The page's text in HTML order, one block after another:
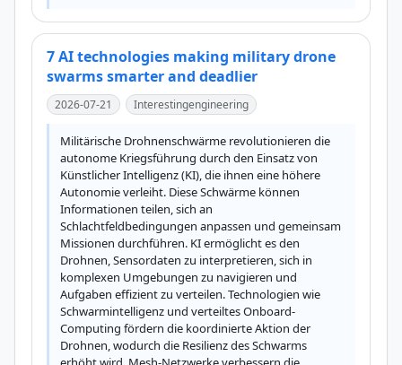
7 AI technologies making military drone
swarms smarter and deadlier
2026-07-21 Interestingengineering
Militärische Drohnenschwärme revolutionieren die
autonome Kriegsführung durch den Einsatz von
Künstlicher Intelligenz (KI), die ihnen eine höhere
Autonomie verleiht. Diese Schwärme können
Informationen teilen, sich an
Schlachtfeldbedingungen anpassen und gemeinsam
Missionen durchführen. KI ermöglicht es den
Drohnen, Sensordaten zu interpretieren, sich in
komplexen Umgebungen zu navigieren und
Aufgaben effizient zu verteilen. Technologien wie
Schwarmintelligenz und verteiltes Onboard-
Computing fördern die koordinierte Aktion der
Drohnen, wodurch die Resilienz des Schwarms